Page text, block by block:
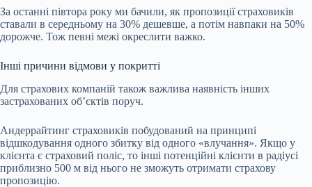
За останні півтора року ми бачили, як пропозиції страховиків
ставали в середньому на 30% дешевше, а потім навпаки на 50%
дорожче. Тож певні межі окреслити важко.
Інші причини відмови у покритті
Для страхових компаній також важлива наявність інших
застрахованих об’єктів поруч.
Андеррайтинг страховиків побудований на принципі
відшкодування одного збитку від одного «влучання». Якщо у
клієнта є страховий поліс, то інші потенційні клієнти в радіусі
приблизно 500 м від нього не зможуть отримати страхову
пропозицію.